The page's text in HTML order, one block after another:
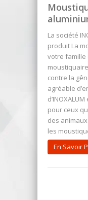
La société
produit La
votre famille
contre la
agréable
pour ceux
des
les
En Savoir